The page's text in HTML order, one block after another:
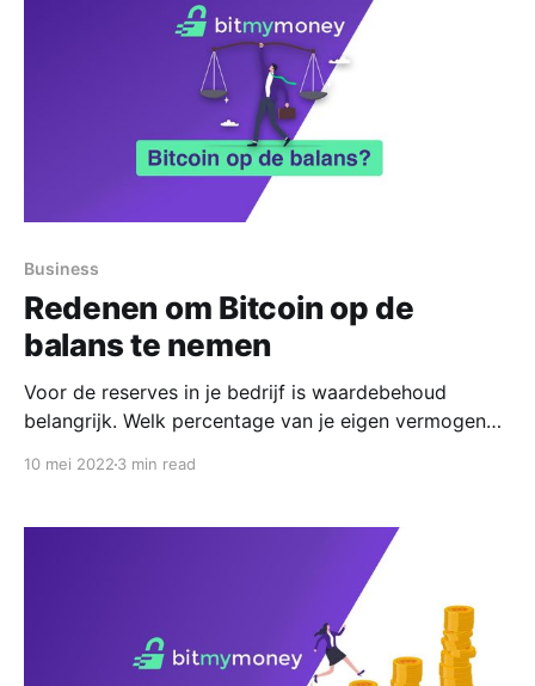
Business
Redenen om Bitcoin op de
balans te nemen
Voor de reserves in je bedrijf is waardebehoud
belangrijk. Welk percentage van je eigen vermogen
10 mei 2022 3 min read